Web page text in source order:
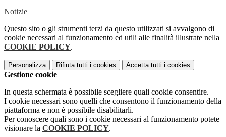
Notizie
Questo sito o gli strumenti terzi da questo utilizzati si avvalgono di
cookie necessari al funzionamento ed utili alle finalità illustrate nella
COOKIE POLICY.
Personalizza Rifiuta tutti i cookies Accetta tutti i cookies
Gestione cookie
In questa schermata è possibile scegliere quali cookie consentire.
I cookie necessari sono quelli che consentono il funzionamento della
piattaforma e non è possibile disabilitarli.
Per conoscere quali sono i cookie necessari al funzionamento potete
visionare la COOKIE POLICY.